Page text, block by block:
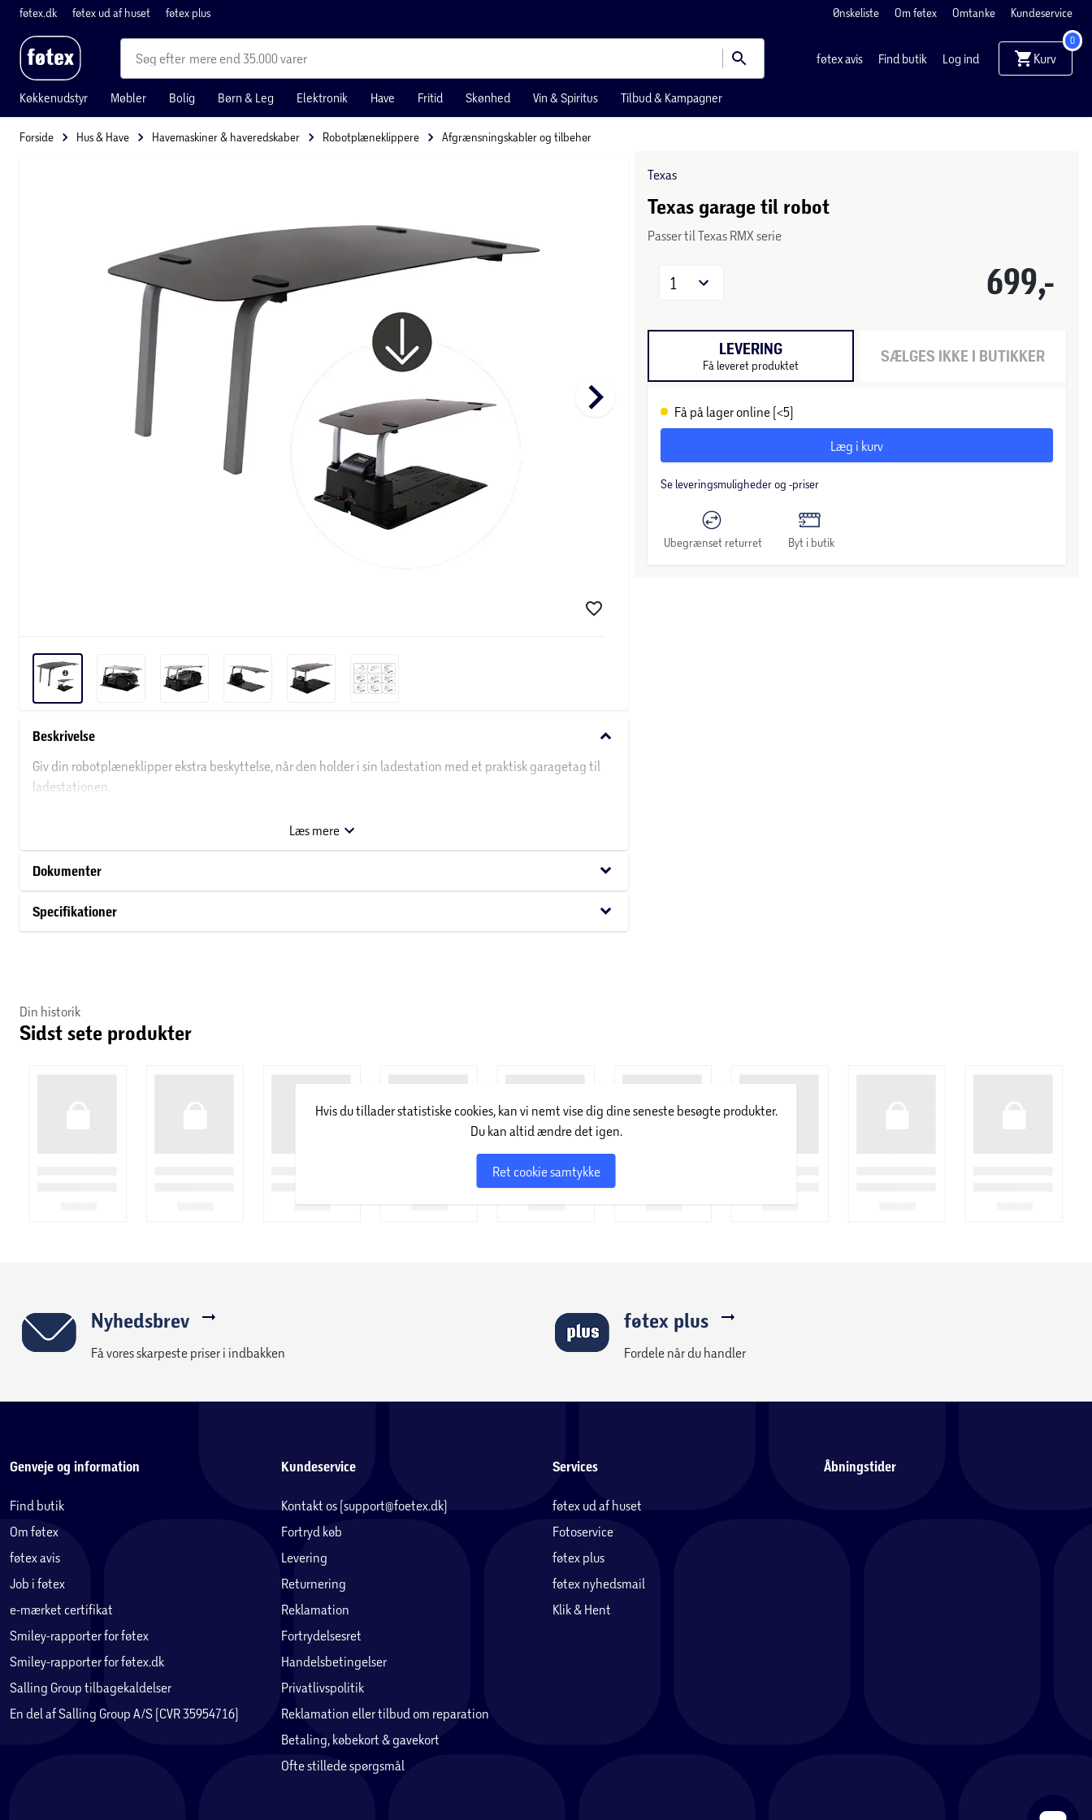
føtex.dk føtex ud af huset føtex plus Ønskeliste Om føtex Omtanke Kundeservice
mere end 35.000 varer føtex avis Find butik Log ind Kurv
0
Køkkenudstyr Møbler Bolig Børn & Leg Elektronik Have Fritid Skønhed Vin & Spiritus Tilbud & Kampagner
Forside Hus & Have Havemaskiner & haveredskaber Robotplæneklippere Afgrænsningskabler og tilbehør
keyboard_arrow_right
Beskrivelse keyboard_arrow_down
Giv din robotplæneklipper ekstra beskyttelse, når den holder i sin ladestation med et praktisk garagetag til
ladestationen.
OBS. Ladestation medfølger ikke. Kun garagetaget.Læs mere
Dokumenter keyboard_arrow_down
Specifikationer keyboard_arrow_down
Texas
Texas garage til robot
Passer til Texas RMX serie
699,-
1
LEVERING
Få leveret produktet SÆLGES IKKE I BUTIKKER
Få på lager online (<5)
Læg i kurv
Se leveringsmuligheder og -priser
Ubegrænset returret Byt i butik
Din historik
Sidst sete produkter
Hvis du tillader statistiske cookies, kan vi nemt vise dig dine seneste besøgte produkter.
Du kan altid ændre det igen.
Ret cookie samtykke
Nyhedsbrev
Få vores skarpeste priser i indbakken
føtex plus
Fordele når du handler
Genveje og information
Find butik
Om føtex
føtex avis
Job i føtex
e-mærket certifikat
Smiley-rapporter for føtex
Smiley-rapporter for føtex.dk
Salling Group tilbagekaldelser
En del af Salling Group A/S (CVR 35954716)
Kundeservice
Kontakt os (support@foetex.dk)
Fortryd køb
Levering
Returnering
Reklamation
Fortrydelsesret
Handelsbetingelser
Privatlivspolitik
Reklamation eller tilbud om reparation
Betaling, købekort & gavekort
Ofte stillede spørgsmål
Services
føtex ud af huset
Fotoservice
føtex plus
føtex nyhedsmail
Klik & Hent
Åbningstider